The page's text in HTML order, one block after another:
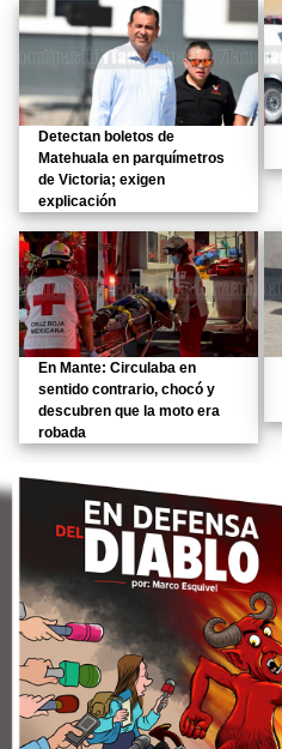
Detectan boletos de
Matehuala en parquímetros
de Victoria; exigen
explicación
En Mante: Circulaba en
sentido contrario, chocó y
descubren que la moto era
robada